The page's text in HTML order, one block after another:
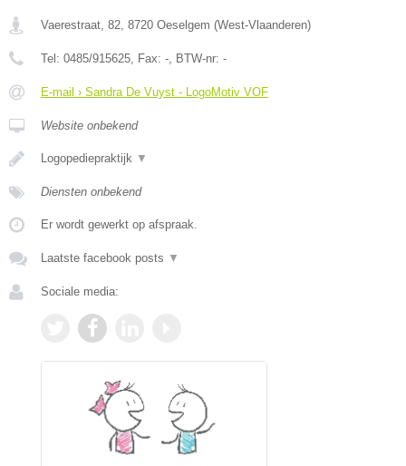
Vaerestraat, 82, 8720 Oeselgem (West-Vlaanderen)
Tel: 0485/915625, Fax: -, BTW-nr: -
E-mail › Sandra De Vuyst - LogoMotiv VOF
Website onbekend
Logopediepraktijk ▼
Diensten onbekend
Er wordt gewerkt op afspraak.
Laatste facebook posts ▼
Sociale media: